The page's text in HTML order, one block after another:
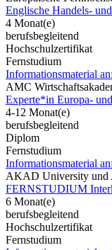
Englische Handels-
4 Monat(e)
berufsbegleitend
Hochschulzertifikat
Fernstudium
Informationsmaterial
AMC
Experte*in Europa-
4-12 Monat(e)
berufsbegleitend
Diplom
Fernstudium
Informationsmaterial
AKAD University
FERNSTUDIUM
6 Monat(e)
berufsbegleitend
Hochschulzertifikat
Fernstudium